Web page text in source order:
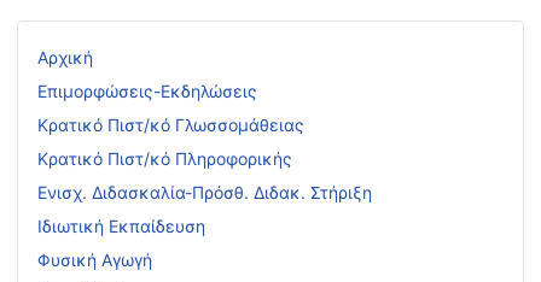
Αρχική
Επιμορφώσεις-Εκδηλώσεις
Κρατικό Πιστ/κό Γλωσσομάθειας
Κρατικό Πιστ/κό Πληροφορικής
Ενισχ. Διδασκαλία-Πρόσθ. Διδακ. Στήριξη
Ιδιωτική Εκπαίδευση
Φυσική Αγωγή